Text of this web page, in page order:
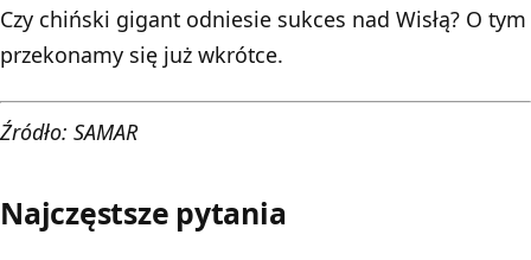
Czy chiński gigant odniesie sukces nad Wisłą? O tym
przekonamy się już wkrótce.
Źródło: SAMAR
Najczęstsze pytania